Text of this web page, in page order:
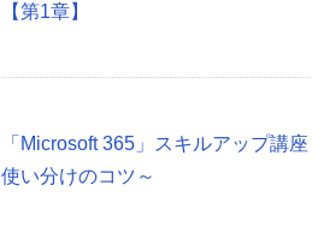
【第1章】
「Microsoft 365」スキルアップ講
使い分けのコツ～